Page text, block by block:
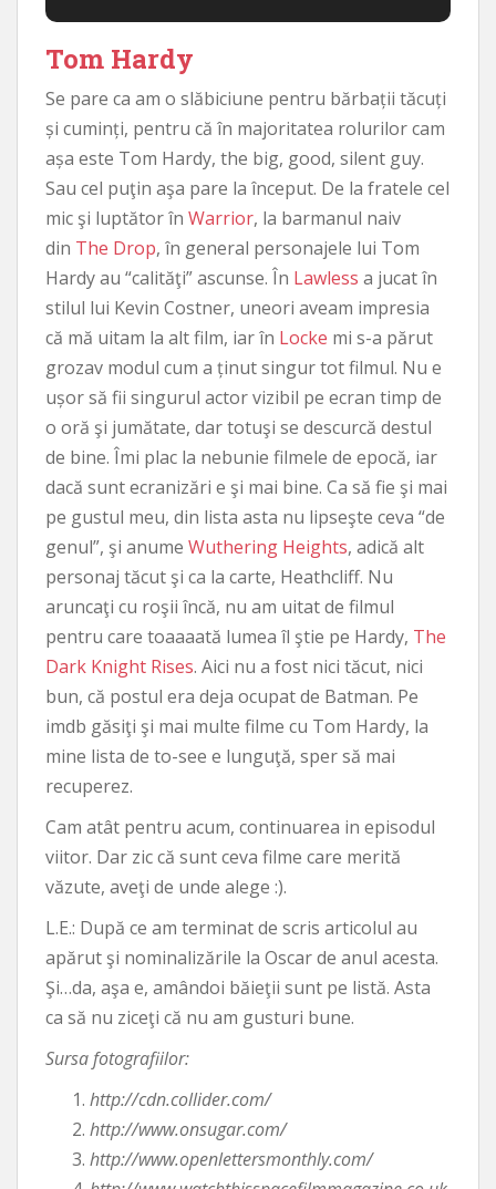
Tom Hardy
Se pare ca am o slăbiciune pentru bărbații tăcuți
și cuminți, pentru că în majoritatea rolurilor cam
așa este Tom Hardy, the big, good, silent guy.
Sau cel puţin aşa pare la început. De la fratele cel
mic şi luptător în Warrior, la barmanul naiv
din The Drop, în general personajele lui Tom
Hardy au “calităţi” ascunse. În Lawless a jucat în
stilul lui Kevin Costner, uneori aveam impresia
că mă uitam la alt film, iar în Locke mi s-a părut
grozav modul cum a ținut singur tot filmul. Nu e
ușor să fii singurul actor vizibil pe ecran timp de
o oră şi jumătate, dar totuşi se descurcă destul
de bine. Îmi plac la nebunie filmele de epocă, iar
dacă sunt ecranizări e şi mai bine. Ca să fie şi mai
pe gustul meu, din lista asta nu lipseşte ceva “de
genul”, şi anume Wuthering Heights, adică alt
personaj tăcut şi ca la carte, Heathcliff. Nu
aruncaţi cu roşii încă, nu am uitat de filmul
pentru care toaaaată lumea îl ştie pe Hardy, The
Dark Knight Rises. Aici nu a fost nici tăcut, nici
bun, că postul era deja ocupat de Batman. Pe
imdb găsiţi şi mai multe filme cu Tom Hardy, la
mine lista de to-see e lunguţă, sper să mai
recuperez.
Cam atât pentru acum, continuarea in episodul
viitor. Dar zic că sunt ceva filme care merită
văzute, aveţi de unde alege :).
L.E.: După ce am terminat de scris articolul au
apărut şi nominalizările la Oscar de anul acesta.
Şi…da, aşa e, amândoi băieţii sunt pe listă. Asta
ca să nu ziceţi că nu am gusturi bune.
Sursa fotografiilor:
http://cdn.collider.com/
http://www.onsugar.com/
http://www.openlettersmonthly.com/